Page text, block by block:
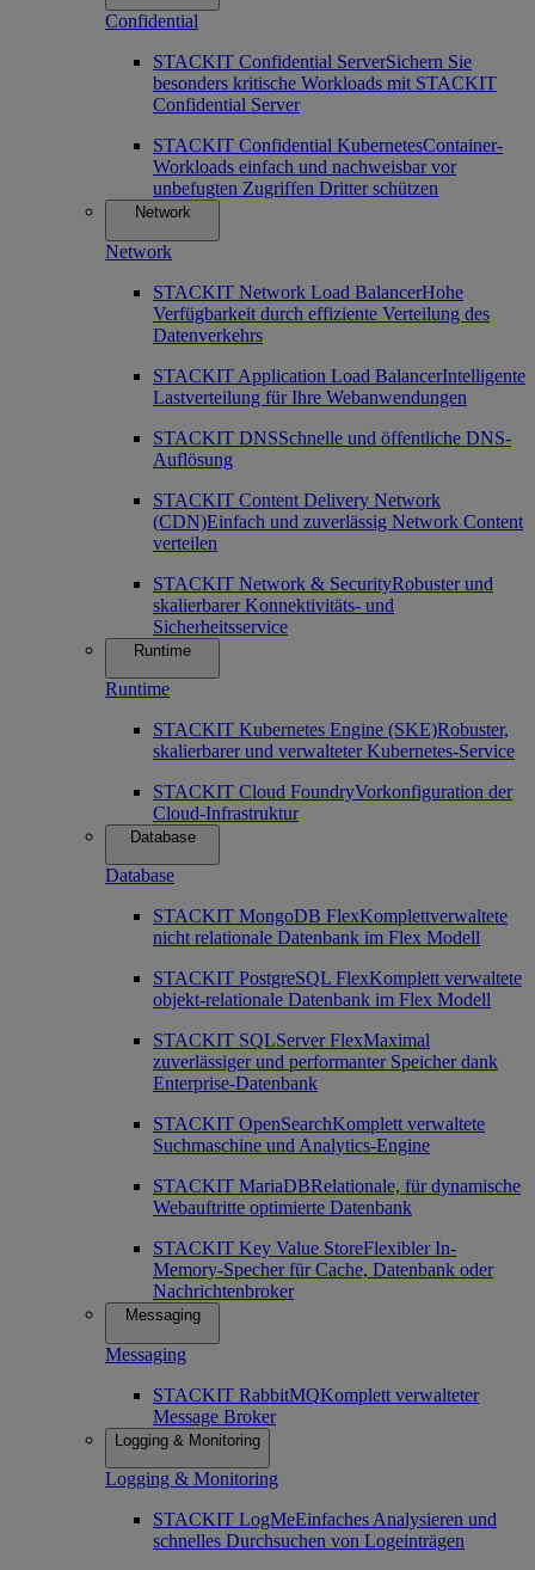
Confidential
STACKIT Confidential ServerSichern Sie
besonders kritische Workloads mit STACKIT
Confidential Server
STACKIT Confidential KubernetesContainer-
Workloads einfach und nachweisbar vor
unbefugten Zugriffen Dritter schützen
Network
Network
STACKIT Network Load BalancerHohe
Verfügbarkeit durch effiziente Verteilung des
Datenverkehrs
STACKIT Application Load BalancerIntelligente
Lastverteilung für Ihre Webanwendungen
STACKIT DNSSchnelle und öffentliche DNS-
Auflösung
STACKIT Content Delivery Network
(CDN)Einfach und zuverlässig Network Content
verteilen
STACKIT Network & SecurityRobuster und
skalierbarer Konnektivitäts- und
Sicherheitsservice
Runtime
Runtime
STACKIT Kubernetes Engine (SKE)Robuster,
skalierbarer und verwalteter Kubernetes-Service
STACKIT Cloud FoundryVorkonfiguration der
Cloud-Infrastruktur
Database
Database
STACKIT MongoDB FlexKomplettverwaltete
nicht relationale Datenbank im Flex Modell
STACKIT PostgreSQL FlexKomplett verwaltete
objekt-relationale Datenbank im Flex Modell
STACKIT SQLServer FlexMaximal
zuverlässiger und performanter Speicher dank
Enterprise-Datenbank
STACKIT OpenSearchKomplett verwaltete
Suchmaschine und Analytics-Engine
STACKIT MariaDBRelationale, für dynamische
Webauftritte optimierte Datenbank
STACKIT Key Value StoreFlexibler In-
Memory-Specher für Cache, Datenbank oder
Nachrichtenbroker
Messaging
Messaging
STACKIT RabbitMQKomplett verwalteter
Message Broker
Logging & Monitoring
Logging & Monitoring
STACKIT LogMeEinfaches Analysieren und
schnelles Durchsuchen von Logeinträgen